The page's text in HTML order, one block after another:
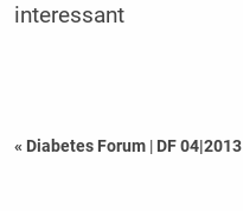
interessant
« Diabetes Forum | DF 04|2013